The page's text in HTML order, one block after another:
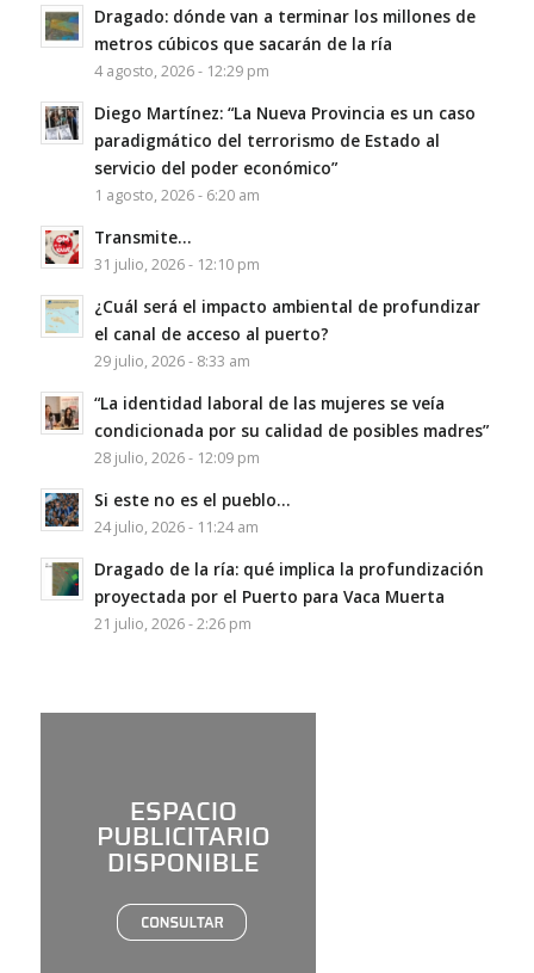
Dragado: dónde van a terminar los millones de
metros cúbicos que sacarán de la ría
4 agosto, 2026 - 12:29 pm
Diego Martínez: “La Nueva Provincia es un caso
paradigmático del terrorismo de Estado al
servicio del poder económico”
1 agosto, 2026 - 6:20 am
Transmite…
31 julio, 2026 - 12:10 pm
¿Cuál será el impacto ambiental de profundizar
el canal de acceso al puerto?
29 julio, 2026 - 8:33 am
“La identidad laboral de las mujeres se veía
condicionada por su calidad de posibles madres”
28 julio, 2026 - 12:09 pm
Si este no es el pueblo…
24 julio, 2026 - 11:24 am
Dragado de la ría: qué implica la profundización
proyectada por el Puerto para Vaca Muerta
21 julio, 2026 - 2:26 pm